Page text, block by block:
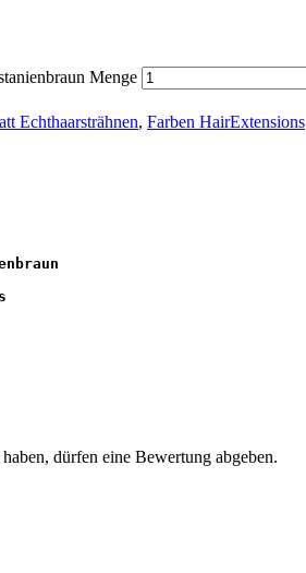
Menge
Echthaarsträhnen, Farben HairExtensions
dürfen eine Bewertung abgeben.